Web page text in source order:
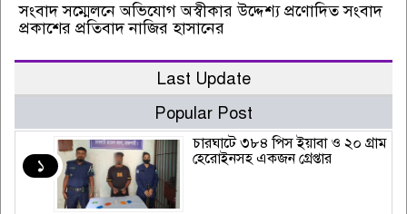
সংবাদ সম্মেলনে অভিযোগ অস্বীকার উদ্দেশ্য প্রণোদিত সংবাদ
প্রকাশের প্রতিবাদ নাজির হাসানের
Last Update
Popular Post
১
চারঘাটে ৩৮৪ পিস ইয়াবা ও ২০ গ্রাম
হেরোইনসহ একজন গ্রেপ্তার